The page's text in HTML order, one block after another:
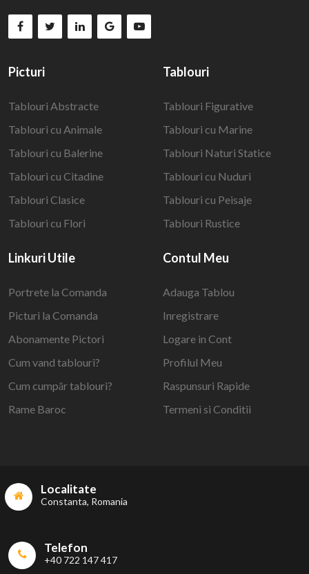
Picturi
Tablouri Abstracte
Tablouri cu Animale
Tablouri cu Balerine
Tablouri cu Citadine
Tablouri Clasice
Tablouri cu Flori
Tablouri
Tablouri Figurative
Tablouri cu Marine
Tablouri Naturi Statice
Tablouri cu Nuduri
Tablouri cu Peisaje
Tablouri Rustice
Linkuri Utile
Portrete la Comanda
Picturi la Comanda
Abonamente Pictori
Cum vand tablouri?
Cum cumpăr tablouri?
Rame Baroc
Contul Meu
Adauga Tablou
Inregistrare
Logare in Cont
Profilul Meu
Raspunsuri Rapide
Termeni si Conditii
Localitate
Constanta, Romania
Telefon
+40 722 147 417